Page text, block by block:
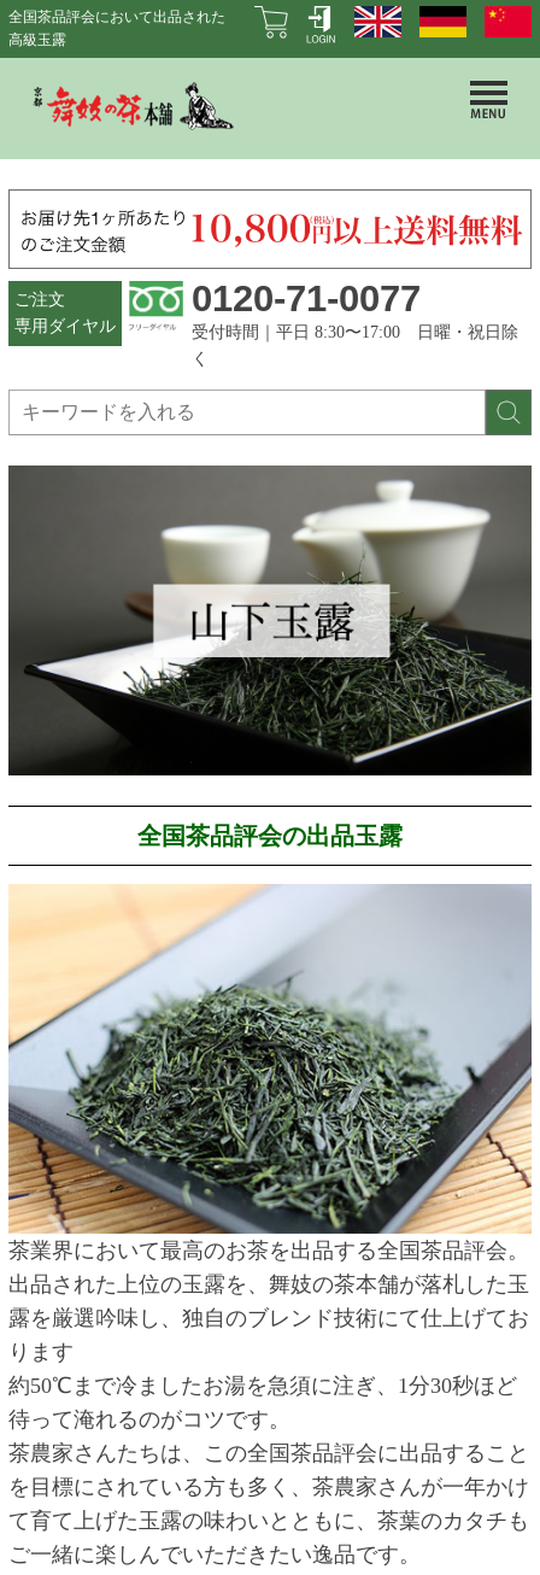
全国茶品評会において出品された
高級玉露
ご注文
専用ダイヤル
0120-71-0077
受付時間｜平日 8:30〜17:00 日曜・祝日除
く
全国茶品評会の出品玉露
茶業界において最高のお茶を出品する全国茶品評会。
出品された上位の玉露を、舞妓の茶本舗が落札した玉
露を厳選吟味し、独自のブレンド技術にて仕上げてお
ります
約50℃まで冷ましたお湯を急須に注ぎ、1分30秒ほど
待って淹れるのがコツです。
茶農家さんたちは、この全国茶品評会に出品すること
を目標にされている方も多く、茶農家さんが一年かけ
て育て上げた玉露の味わいとともに、茶葉のカタチも
ご一緒に楽しんでいただきたい逸品です。